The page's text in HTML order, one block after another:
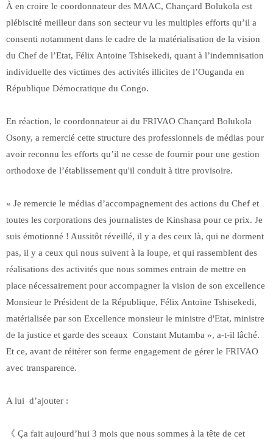
À en croire le coordonnateur des MAAC, Chançard Bolukola est
plébiscité meilleur dans son secteur vu les multiples efforts qu’il a
consenti notamment dans le cadre de la matérialisation de la vision
du Chef de l’Etat, Félix Antoine Tshisekedi, quant à l’indemnisation
individuelle des victimes des activités illicites de l’Ouganda en
République Démocratique du Congo.
En réaction, le coordonnateur ai du FRIVAO Chançard Bolukola
Osony, a remercié cette structure des professionnels de médias pour
avoir reconnu les efforts qu’il ne cesse de fournir pour une gestion
orthodoxe de l’établissement qu'il conduit à titre provisoire.
« Je remercie le médias d’accompagnement des actions du Chef et
toutes les corporations des journalistes de Kinshasa pour ce prix. Je
suis émotionné ! Aussitôt réveillé, il y a des ceux là, qui ne dorment
pas, il y a ceux qui nous suivent à la loupe, et qui rassemblent des
réalisations des activités que nous sommes entrain de mettre en
place nécessairement pour accompagner la vision de son excellence
Monsieur le Président de la République, Félix Antoine Tshisekedi,
matérialisée par son Excellence monsieur le ministre d'Etat, ministre
de la justice et garde des sceaux Constant Mutamba », a-t-il lâché.
Et ce, avant de réitérer son ferme engagement de gérer le FRIVAO
avec transparence.
A lui d’ajouter :
《 Ça fait aujourd’hui 3 mois que nous sommes à la tête de cet